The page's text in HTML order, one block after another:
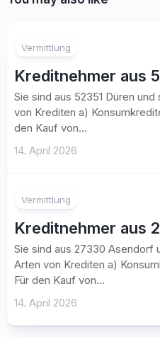
Vermittlung
Kreditnehmer aus
Sie sind aus 52351 Düren
von Krediten a)
den Kauf von...
14. April 2026
Vermittlung
Kreditnehmer aus
Sie sind aus 27330 Asendorf
Arten von Krediten a)
Für den Kauf von...
14. April 2026